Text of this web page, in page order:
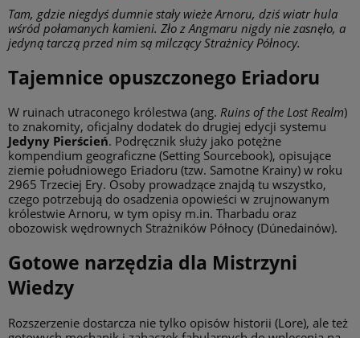
Tam, gdzie niegdyś dumnie stały wieże Arnoru, dziś wiatr hula
wśród połamanych kamieni. Zło z Angmaru nigdy nie zasnęło, a
jedyną tarczą przed nim są milczący Strażnicy Północy.
Tajemnice opuszczonego Eriadoru
W ruinach utraconego królestwa (ang. Ruins of the Lost Realm)
to znakomity, oficjalny dodatek do drugiej edycji systemu
Jedyny Pierścień. Podręcznik służy jako potężne
kompendium geograficzne (Setting Sourcebook), opisujące
ziemie południowego Eriadoru (tzw. Samotne Krainy) w roku
2965 Trzeciej Ery. Osoby prowadzące znajdą tu wszystko,
czego potrzebują do osadzenia opowieści w zrujnowanym
królestwie Arnoru, w tym opisy m.in. Tharbadu oraz
obozowisk wędrownych Strażników Północy (Dúnedainów).
Gotowe narzędzia dla Mistrzyni
Wiedzy
Rozszerzenie dostarcza nie tylko opisów historii (Lore), ale też